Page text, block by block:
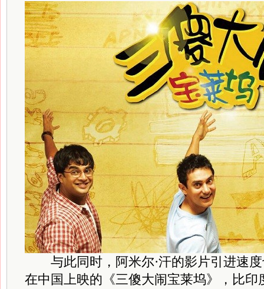
与此同时，阿米尔·汗的影片引进速度
在中国上映的《三傻大闹宝莱坞》，比印